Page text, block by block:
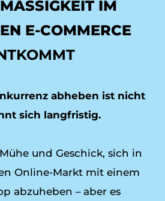
IM M
E-COMMERCE
abheben ist nicht
sich langfristig.
und Geschick, sich in
Online-Markt mit einem
abzuheben – aber es